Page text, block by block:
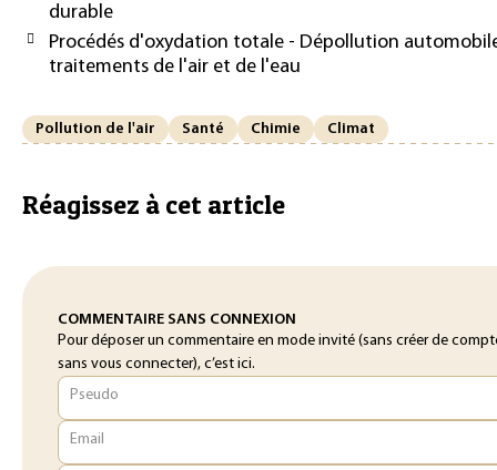
durable
Procédés d'oxydation totale - Dépollution
traitements de l'air et de l'eau
Pollution de l'air Santé Chimie Climat
Réagissez à cet article
COMMENTAIRE SANS CONNEXION
Pour déposer un commentaire en mode invité (sans créer de
sans vous connecter), c’est ici.
Pseudo
Email